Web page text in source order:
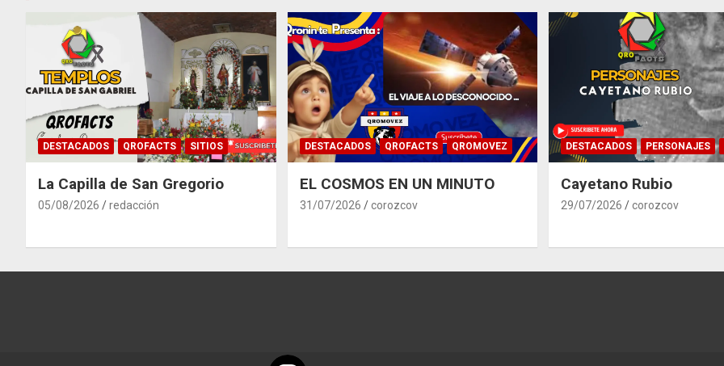
DESTACADOS QROFACTS SITIOS
La Capilla de San Gregorio
05/08/2026 redacción
DESTACADOS QROFACTS QROMOVEZ
EL COSMOS EN UN MINUTO
31/07/2026 corozcov
DESTACADOS PERSONAJES
Cayetano Rubio
29/07/2026 corozcov